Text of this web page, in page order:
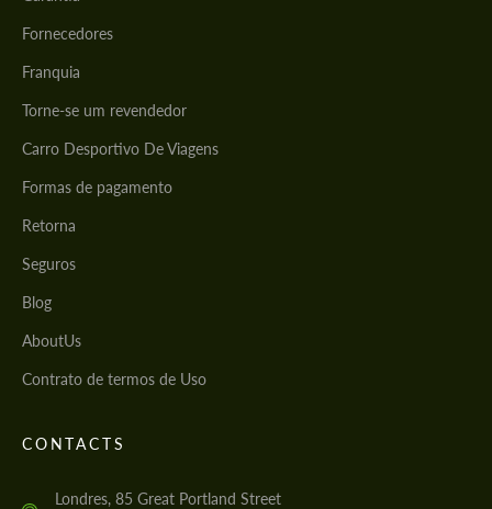
Fornecedores
Franquia
Torne-se um revendedor
Carro Desportivo De Viagens
Formas de pagamento
Retorna
Seguros
Blog
AboutUs
Contrato de termos de Uso
CONTACTS
Londres, 85 Great Portland Street